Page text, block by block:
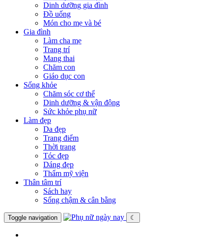
Dinh dưỡng gia đình
Đồ uống
Món cho mẹ và bé
Gia đình
Làm cha mẹ
Trang trí
Mang thai
Chăm con
Giáo dục con
Sống khỏe
Chăm sóc cơ thể
Dinh dưỡng & vận động
Sức khỏe phụ nữ
Làm đẹp
Da đẹp
Trang điểm
Thời trang
Tóc đẹp
Dáng đẹp
Thẩm mỹ viện
Thân tâm trí
Sách hay
Sống chậm & cân bằng
Toggle navigation ☾